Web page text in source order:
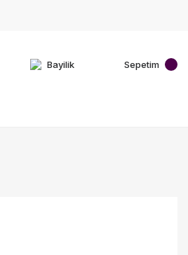
Bayilik Sepetim